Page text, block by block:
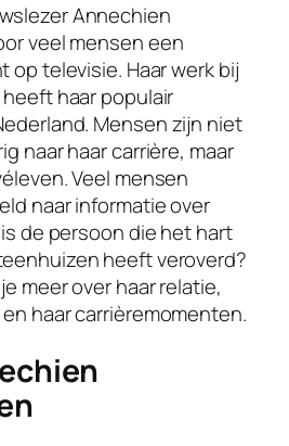
Annechien
veel mensen een
op televisie. Haar werk bij
heeft haar populair
Mensen zijn niet
naar haar carrière, maar
Veel mensen
naar informatie over
de persoon die het hart
heeft veroverd?
meer over haar relatie,
haar carrièremomenten.